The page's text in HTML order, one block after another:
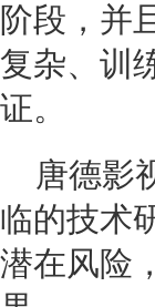
阶段，并
复杂、训
证。
唐德影
临的技术
潜在风险